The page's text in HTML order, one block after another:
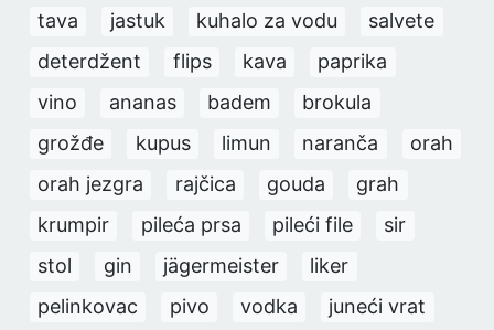
tava
jastuk kuhalo za vodu
salvete
deterdžent
flips kava
paprika
vino
ananas badem
brokula
grožđe
kupus limun naranča
orah
orah jezgra
rajčica gouda
grah
krumpir
pileća prsa pileći file
sir
stol
gin jägermeister
liker
pelinkovac
pivo vodka
juneći vrat